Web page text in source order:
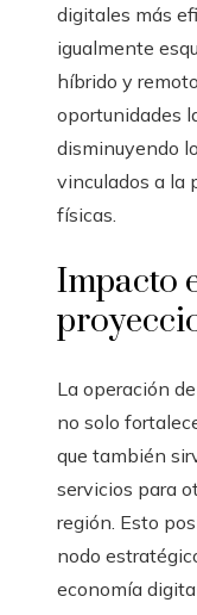
digitales más
igualmente
híbrido y
oportunidades
disminuyendo
vinculados a la
físicas.
Impacto
La operación
no solo
que también
servicios para
región. Esto
nodo
economía